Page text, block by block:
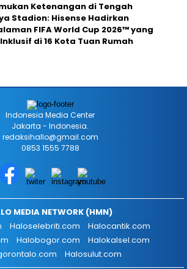
Ketenangan di Tengah
Stadion: Hisense Hadirkan
FIFA World Cup 2026™ yang
di 16 Kota Tuan Rumah
Indonesia Media Center
Jakarta - Indonesia.
redaksihallo@gmail.com
0853 1555 7788
MEDIA NETWORK (HMN)
Haloselebriti.com
Halocantik.com
Halobogor.com
Halokalsel.com
Halosulut.com